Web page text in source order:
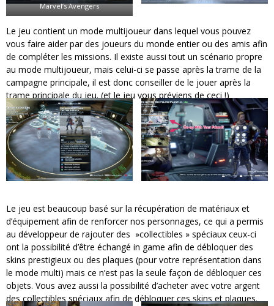
Marvel’s Avengers
Le jeu contient un mode multijoueur dans lequel vous pouvez
vous faire aider par des joueurs du monde entier ou des amis afin
de compléter les missions. Il existe aussi tout un scénario propre
au mode multijoueur, mais celui-ci se passe après la trame de la
campagne principale, il est donc conseiller de le jouer après la
trame principale du jeu. (et le jeu vous préviens de ceci !)
Le jeu est beaucoup basé sur la récupération de matériaux et
d’équipement afin de renforcer nos personnages, ce qui a permis
au développeur de rajouter des »collectibles » spéciaux ceux-ci
ont la possibilité d’être échangé in game afin de débloquer des
skins prestigieux ou des plaques (pour votre représentation dans
le mode multi) mais ce n’est pas la seule façon de débloquer ces
objets. Vous avez aussi la possibilité d’acheter avec votre argent
des collectibles spéciaux afin de débloquer ces skins et plaques.